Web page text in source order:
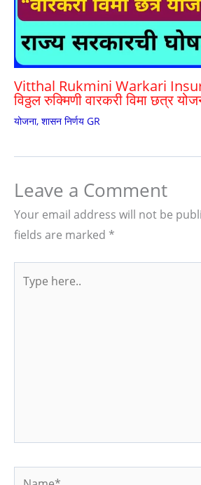
Vitthal Rukmini Warkari
विठ्ठल रुक्मिणी वारकरी विमा छत्र
योजना, शासन निर्णय GR
Leave a Comment
Your email address will not be
fields are marked *
here..
Name*